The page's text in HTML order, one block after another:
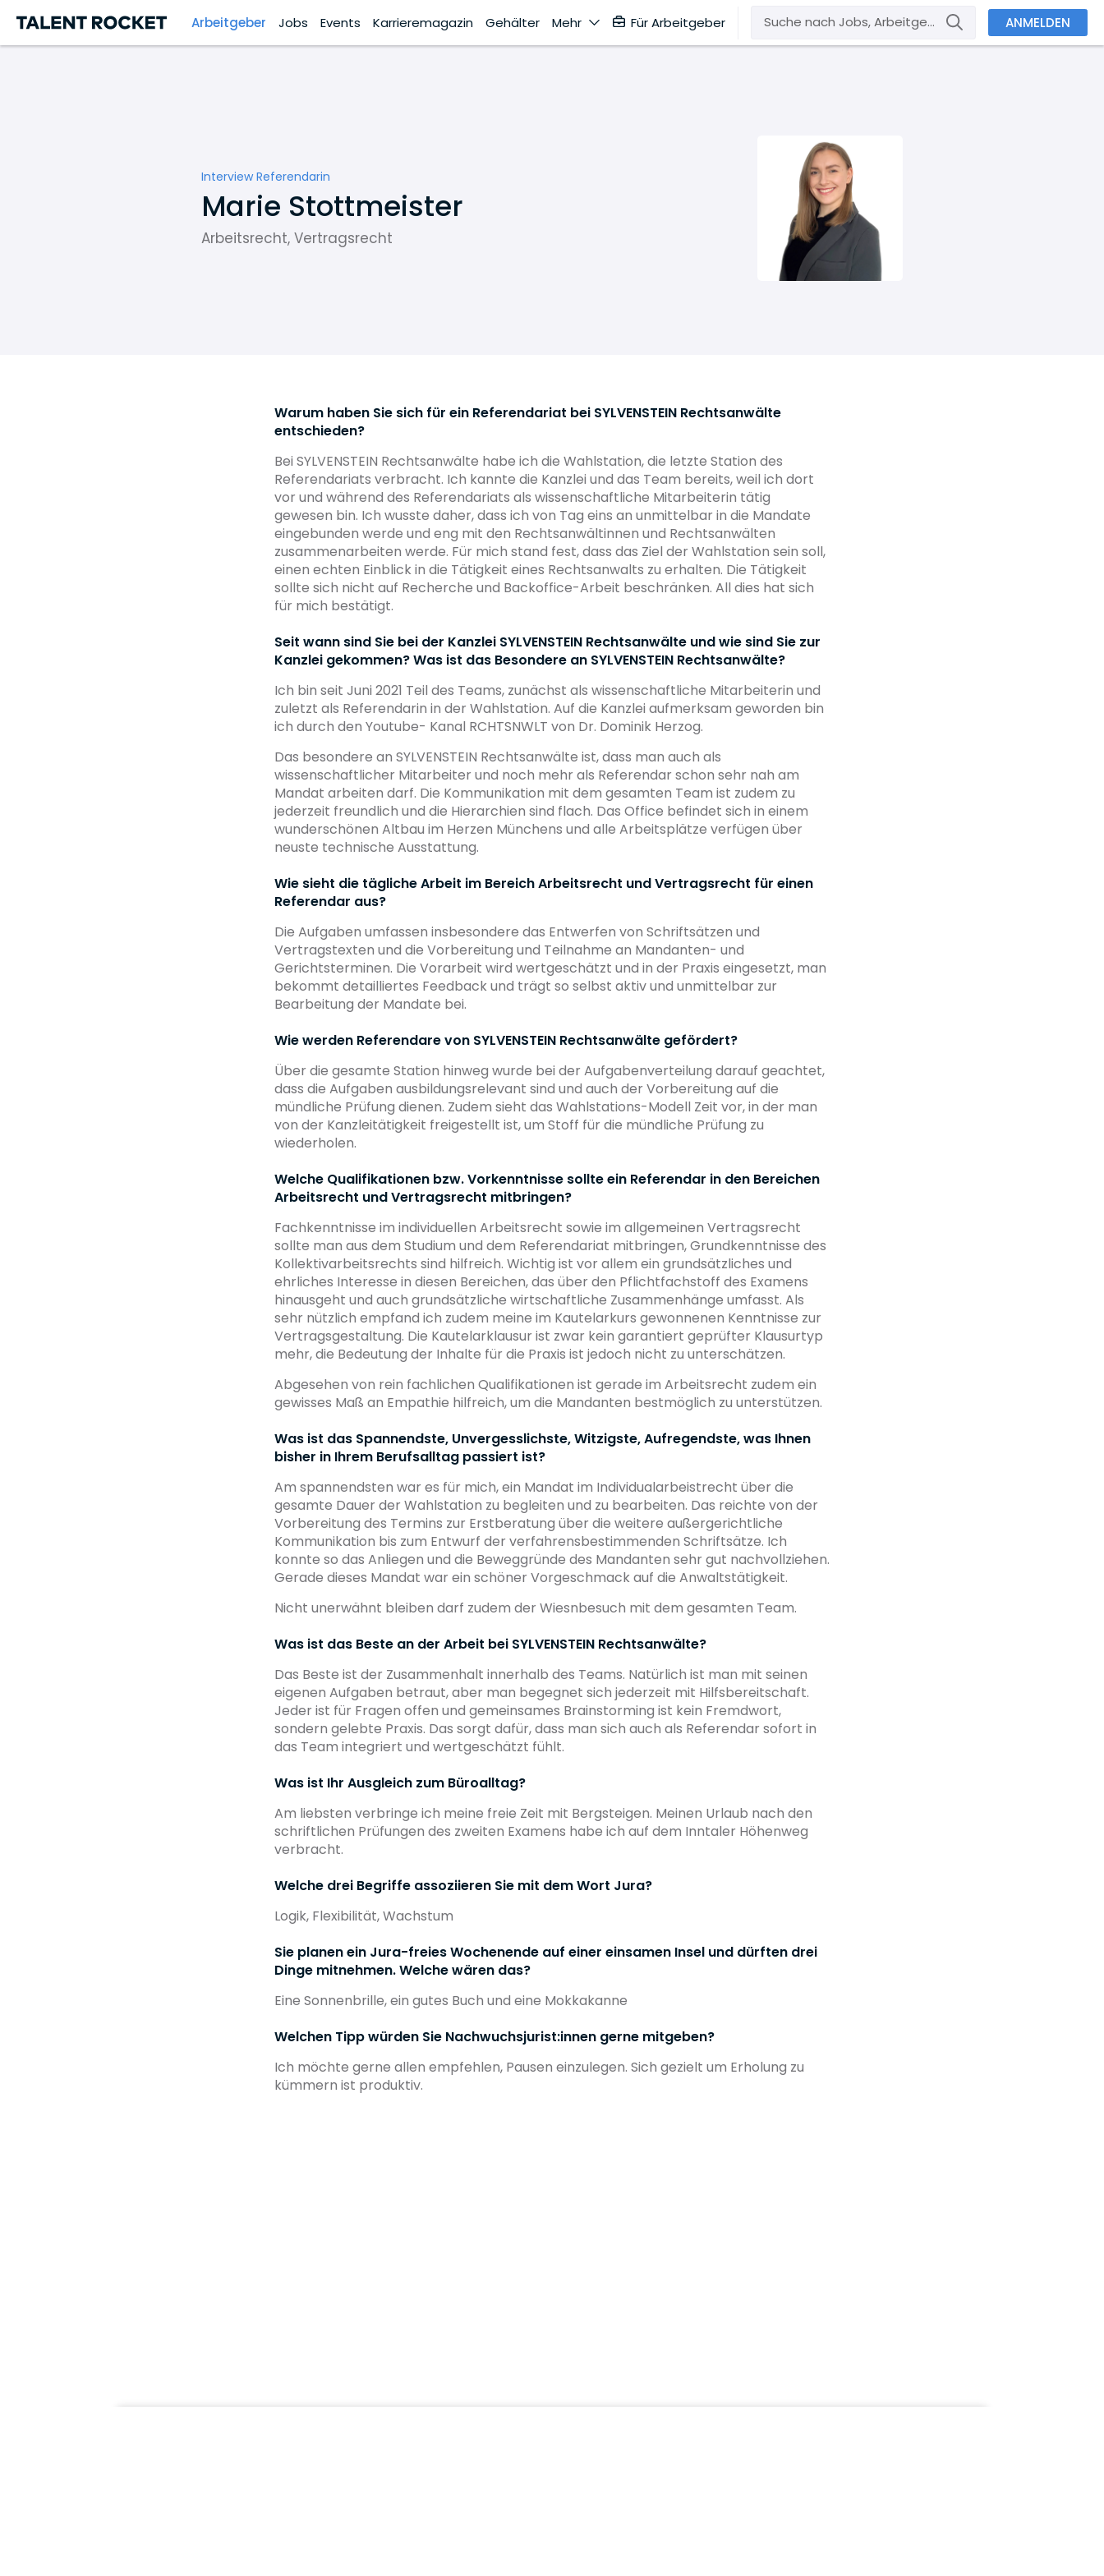
Arbeitgeber Jobs Events Karrieremagazin Gehälter Mehr Für Arbeitgeber ANMELDEN
Interview Referendarin
Marie Stottmeister
Arbeitsrecht, Vertragsrecht
Warum haben Sie sich für ein Referendariat bei SYLVENSTEIN Rechtsanwälte
entschieden?
Bei SYLVENSTEIN Rechtsanwälte habe ich die Wahlstation, die letzte Station des
Referendariats verbracht. Ich kannte die Kanzlei und das Team bereits, weil ich dort
vor und während des Referendariats als wissenschaftliche Mitarbeiterin tätig
gewesen bin. Ich wusste daher, dass ich von Tag eins an unmittelbar in die Mandate
eingebunden werde und eng mit den Rechtsanwältinnen und Rechtsanwälten
zusammenarbeiten werde. Für mich stand fest, dass das Ziel der Wahlstation sein soll,
einen echten Einblick in die Tätigkeit eines Rechtsanwalts zu erhalten. Die Tätigkeit
sollte sich nicht auf Recherche und Backoffice-Arbeit beschränken. All dies hat sich
für mich bestätigt.
Seit wann sind Sie bei der Kanzlei SYLVENSTEIN Rechtsanwälte und wie sind Sie zur
Kanzlei gekommen? Was ist das Besondere an SYLVENSTEIN Rechtsanwälte?
Ich bin seit Juni 2021 Teil des Teams, zunächst als wissenschaftliche Mitarbeiterin und
zuletzt als Referendarin in der Wahlstation. Auf die Kanzlei aufmerksam geworden bin
ich durch den Youtube- Kanal RCHTSNWLT von Dr. Dominik Herzog.
Das besondere an SYLVENSTEIN Rechtsanwälte ist, dass man auch als
wissenschaftlicher Mitarbeiter und noch mehr als Referendar schon sehr nah am
Mandat arbeiten darf. Die Kommunikation mit dem gesamten Team ist zudem zu
jederzeit freundlich und die Hierarchien sind flach. Das Office befindet sich in einem
wunderschönen Altbau im Herzen Münchens und alle Arbeitsplätze verfügen über
neuste technische Ausstattung.
Wie sieht die tägliche Arbeit im Bereich Arbeitsrecht und Vertragsrecht für einen
Referendar aus?
Die Aufgaben umfassen insbesondere das Entwerfen von Schriftsätzen und
Vertragstexten und die Vorbereitung und Teilnahme an Mandanten- und
Gerichtsterminen. Die Vorarbeit wird wertgeschätzt und in der Praxis eingesetzt, man
bekommt detailliertes Feedback und trägt so selbst aktiv und unmittelbar zur
Bearbeitung der Mandate bei.
Wie werden Referendare von SYLVENSTEIN Rechtsanwälte gefördert?
Über die gesamte Station hinweg wurde bei der Aufgabenverteilung darauf geachtet,
dass die Aufgaben ausbildungsrelevant sind und auch der Vorbereitung auf die
mündliche Prüfung dienen. Zudem sieht das Wahlstations-Modell Zeit vor, in der man
von der Kanzleitätigkeit freigestellt ist, um Stoff für die mündliche Prüfung zu
wiederholen.
Welche Qualifikationen bzw. Vorkenntnisse sollte ein Referendar in den Bereichen
Arbeitsrecht und Vertragsrecht mitbringen?
Fachkenntnisse im individuellen Arbeitsrecht sowie im allgemeinen Vertragsrecht
sollte man aus dem Studium und dem Referendariat mitbringen, Grundkenntnisse des
Kollektivarbeitsrechts sind hilfreich. Wichtig ist vor allem ein grundsätzliches und
ehrliches Interesse in diesen Bereichen, das über den Pflichtfachstoff des Examens
hinausgeht und auch grundsätzliche wirtschaftliche Zusammenhänge umfasst. Als
sehr nützlich empfand ich zudem meine im Kautelarkurs gewonnenen Kenntnisse zur
Vertragsgestaltung. Die Kautelarklausur ist zwar kein garantiert geprüfter Klausurtyp
mehr, die Bedeutung der Inhalte für die Praxis ist jedoch nicht zu unterschätzen.
Abgesehen von rein fachlichen Qualifikationen ist gerade im Arbeitsrecht zudem ein
gewisses Maß an Empathie hilfreich, um die Mandanten bestmöglich zu unterstützen.
Was ist das Spannendste, Unvergesslichste, Witzigste, Aufregendste, was Ihnen
bisher in Ihrem Berufsalltag passiert ist?
Am spannendsten war es für mich, ein Mandat im Individualarbeistrecht über die
gesamte Dauer der Wahlstation zu begleiten und zu bearbeiten. Das reichte von der
Vorbereitung des Termins zur Erstberatung über die weitere außergerichtliche
Kommunikation bis zum Entwurf der verfahrensbestimmenden Schriftsätze. Ich
konnte so das Anliegen und die Beweggründe des Mandanten sehr gut nachvollziehen.
Gerade dieses Mandat war ein schöner Vorgeschmack auf die Anwaltstätigkeit.
Nicht unerwähnt bleiben darf zudem der Wiesnbesuch mit dem gesamten Team.
Was ist das Beste an der Arbeit bei SYLVENSTEIN Rechtsanwälte?
Das Beste ist der Zusammenhalt innerhalb des Teams. Natürlich ist man mit seinen
eigenen Aufgaben betraut, aber man begegnet sich jederzeit mit Hilfsbereitschaft.
Jeder ist für Fragen offen und gemeinsames Brainstorming ist kein Fremdwort,
sondern gelebte Praxis. Das sorgt dafür, dass man sich auch als Referendar sofort in
das Team integriert und wertgeschätzt fühlt.
Was ist Ihr Ausgleich zum Büroalltag?
Am liebsten verbringe ich meine freie Zeit mit Bergsteigen. Meinen Urlaub nach den
schriftlichen Prüfungen des zweiten Examens habe ich auf dem Inntaler Höhenweg
verbracht.
Welche drei Begriffe assoziieren Sie mit dem Wort Jura?
Logik, Flexibilität, Wachstum
Sie planen ein Jura-freies Wochenende auf einer einsamen Insel und dürften drei
Dinge mitnehmen. Welche wären das?
Eine Sonnenbrille, ein gutes Buch und eine Mokkakanne
Welchen Tipp würden Sie Nachwuchsjurist:innen gerne mitgeben?
Ich möchte gerne allen empfehlen, Pausen einzulegen. Sich gezielt um Erholung zu
kümmern ist produktiv.